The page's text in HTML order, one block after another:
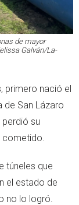
de mayor
Galván/La-
primero nació el
de San Lázaro
su
cometido.
túneles que
el estado de
no lo logró.